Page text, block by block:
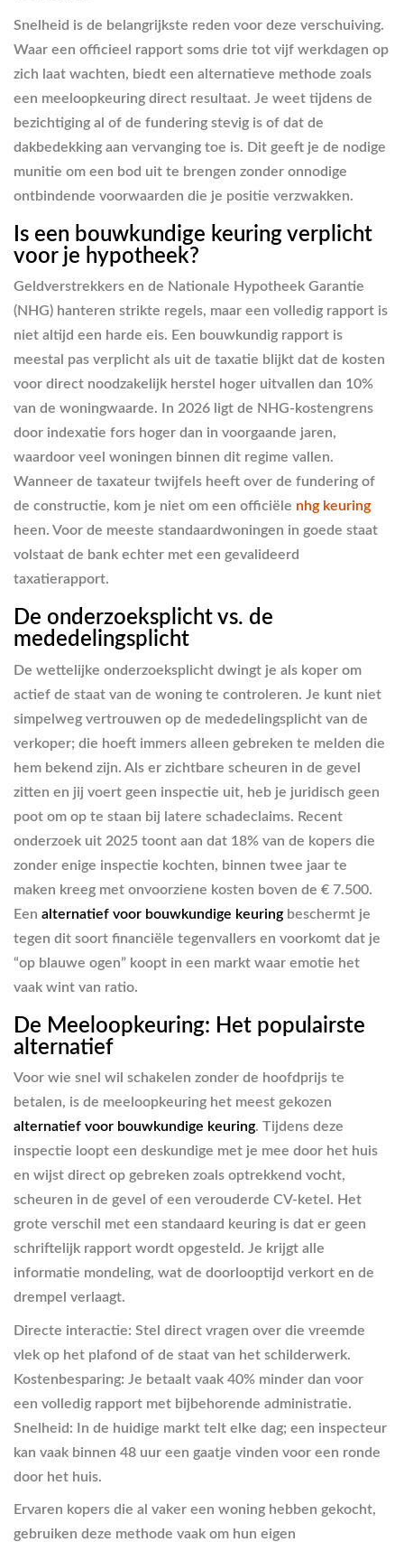
Snelheid is de belangrijkste reden voor deze verschuiving.
Waar een officieel rapport soms drie tot vijf werkdagen op
zich laat wachten, biedt een alternatieve methode zoals
een meeloopkeuring direct resultaat. Je weet tijdens de
bezichtiging al of de fundering stevig is of dat de
dakbedekking aan vervanging toe is. Dit geeft je de nodige
munitie om een bod uit te brengen zonder onnodige
ontbindende voorwaarden die je positie verzwakken.
Is een bouwkundige keuring verplicht
voor je hypotheek?
Geldverstrekkers en de Nationale Hypotheek Garantie
(NHG) hanteren strikte regels, maar een volledig rapport is
niet altijd een harde eis. Een bouwkundig rapport is
meestal pas verplicht als uit de taxatie blijkt dat de kosten
voor direct noodzakelijk herstel hoger uitvallen dan 10%
van de woningwaarde. In 2026 ligt de NHG-kostengrens
door indexatie fors hoger dan in voorgaande jaren,
waardoor veel woningen binnen dit regime vallen.
Wanneer de taxateur twijfels heeft over de fundering of
de constructie, kom je niet om een officiële nhg keuring
heen. Voor de meeste standaardwoningen in goede staat
volstaat de bank echter met een gevalideerd
taxatierapport.
De onderzoeksplicht vs. de
mededelingsplicht
De wettelijke onderzoeksplicht dwingt je als koper om
actief de staat van de woning te controleren. Je kunt niet
simpelweg vertrouwen op de mededelingsplicht van de
verkoper; die hoeft immers alleen gebreken te melden die
hem bekend zijn. Als er zichtbare scheuren in de gevel
zitten en jij voert geen inspectie uit, heb je juridisch geen
poot om op te staan bij latere schadeclaims. Recent
onderzoek uit 2025 toont aan dat 18% van de kopers die
zonder enige inspectie kochten, binnen twee jaar te
maken kreeg met onvoorziene kosten boven de € 7.500.
Een alternatief voor bouwkundige keuring beschermt je
tegen dit soort financiële tegenvallers en voorkomt dat je
“op blauwe ogen” koopt in een markt waar emotie het
vaak wint van ratio.
De Meeloopkeuring: Het populairste
alternatief
Voor wie snel wil schakelen zonder de hoofdprijs te
betalen, is de meeloopkeuring het meest gekozen
alternatief voor bouwkundige keuring. Tijdens deze
inspectie loopt een deskundige met je mee door het huis
en wijst direct op gebreken zoals optrekkend vocht,
scheuren in de gevel of een verouderde CV-ketel. Het
grote verschil met een standaard keuring is dat er geen
schriftelijk rapport wordt opgesteld. Je krijgt alle
informatie mondeling, wat de doorlooptijd verkort en de
drempel verlaagt.
Directe interactie: Stel direct vragen over die vreemde
vlek op het plafond of de staat van het schilderwerk.
Kostenbesparing: Je betaalt vaak 40% minder dan voor
een volledig rapport met bijbehorende administratie.
Snelheid: In de huidige markt telt elke dag; een inspecteur
kan vaak binnen 48 uur een gaatje vinden voor een ronde
door het huis.
Ervaren kopers die al vaker een woning hebben gekocht,
gebruiken deze methode vaak om hun eigen